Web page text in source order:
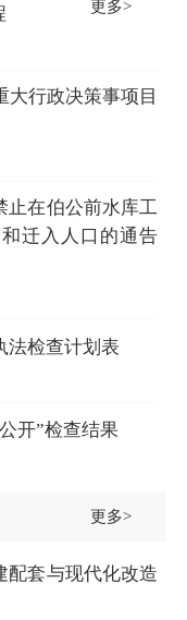
更多>
大行政决策事项目
止在伯公前水库工
迁入人口的通告
法检查计划表
开”检查结果
更多>
配套与现代化改造